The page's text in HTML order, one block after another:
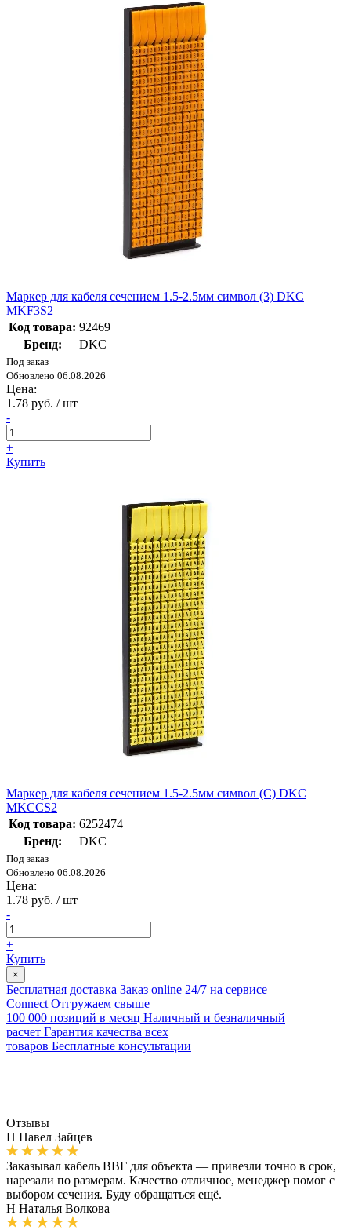
Маркер для кабеля сечением 1.5-2.5мм символ (3) DKC
MKF3S2
Код товара: 92469
Бренд:
DKC
Под заказ
Обновлено 06.08.2026
Цена:
1.78 руб. / шт
-
+
Купить
Маркер для кабеля сечением 1.5-2.5мм символ (C) DKC
MKCCS2
Код товара: 6252474
Бренд:
DKC
Под заказ
Обновлено 06.08.2026
Цена:
1.78 руб. / шт
-
+
Купить
×
Бесплатная доставка Заказ online 24/7 на сервисе
Connect Отгружаем свыше
100 000 позиций в месяц Наличный и безналичный
расчет Гарантия качества всех
товаров Бесплатные консультации
Отзывы
П Павел Зайцев
Заказывал кабель ВВГ для объекта — привезли точно в срок,
нарезали по размерам. Качество отличное, менеджер помог с
выбором сечения. Буду обращаться ещё.
Н Наталья Волкова